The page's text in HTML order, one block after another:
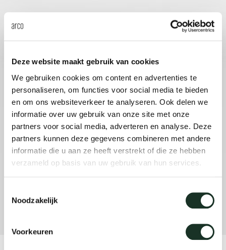
Deze website maakt gebruik van cookies
We gebruiken cookies om content en advertenties te
personaliseren, om functies voor social media te bieden
en om ons websiteverkeer te analyseren. Ook delen we
informatie over uw gebruik van onze site met onze
partners voor social media, adverteren en analyse. Deze
partners kunnen deze gegevens combineren met andere
informatie die u aan ze heeft verstrekt of die ze hebben
verzameld op basis van uw gebruik van hun services.
Noodzakelijk
Voorkeuren